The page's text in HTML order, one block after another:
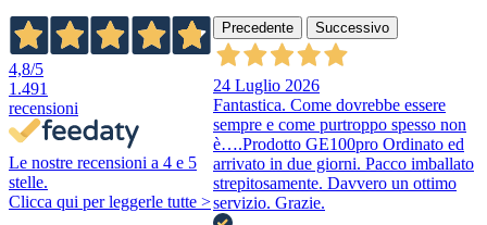
4,8/5
1.491
recensioni
Le nostre recensioni a 4 e 5
stelle.
Clicca qui per leggerle tutte >
Precedente Successivo
24 Luglio 2026
Fantastica. Come dovrebbe essere
sempre e come purtroppo spesso non
è….Prodotto GE100pro Ordinato ed
arrivato in due giorni. Pacco imballato
strepitosamente. Davvero un ottimo
servizio. Grazie.